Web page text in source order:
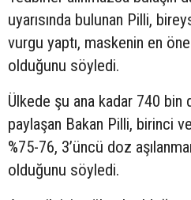
uyarısında bulunan Pilli,
vurgu yaptı, maskenin en
olduğunu söyledi.
Ülkede şu ana kadar 740 bin
paylaşan Bakan Pilli, birinci
%75-76, 3’üncü doz
olduğunu söyledi.